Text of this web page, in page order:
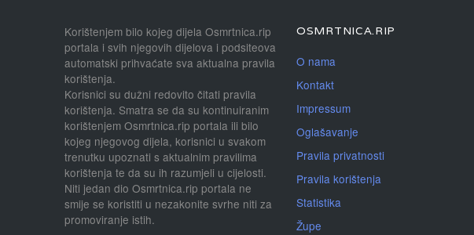
Korištenjem bilo kojeg dijela Osmrtnica.rip
portala i svih njegovih dijelova i podsiteova
automatski prihvaćate sva aktualna pravila
korištenja.
Korisnici su dužni redovito čitati pravila
korištenja. Smatra se da su kontinuiranim
korištenjem Osmrtnica.rip portala ili bilo
kojeg njegovog dijela, korisnici u svakom
trenutku upoznati s aktualnim pravilima
korištenja te da su ih razumjeli u cijelosti.
Niti jedan dio Osmrtnica.rip portala ne
smije se koristiti u nezakonite svrhe niti za
promoviranje istih.
OSMRTNICA.RIP
O nama
Kontakt
Impressum
Oglašavanje
Pravila privatnosti
Pravila korištenja
Statistika
Župe